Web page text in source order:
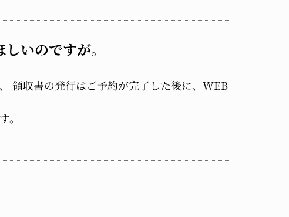
いのですが。
領収書の発行はご予約が完了した後に、WEB